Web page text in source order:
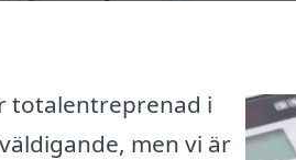
totalentreprenad i
men vi är